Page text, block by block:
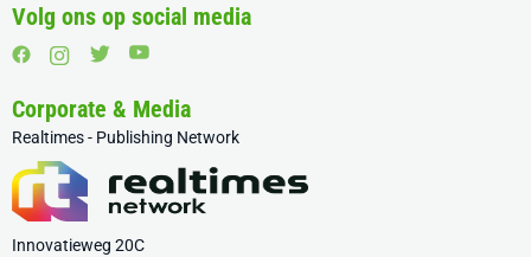
Volg ons op social media
Corporate & Media
Realtimes - Publishing Network
Innovatieweg 20C